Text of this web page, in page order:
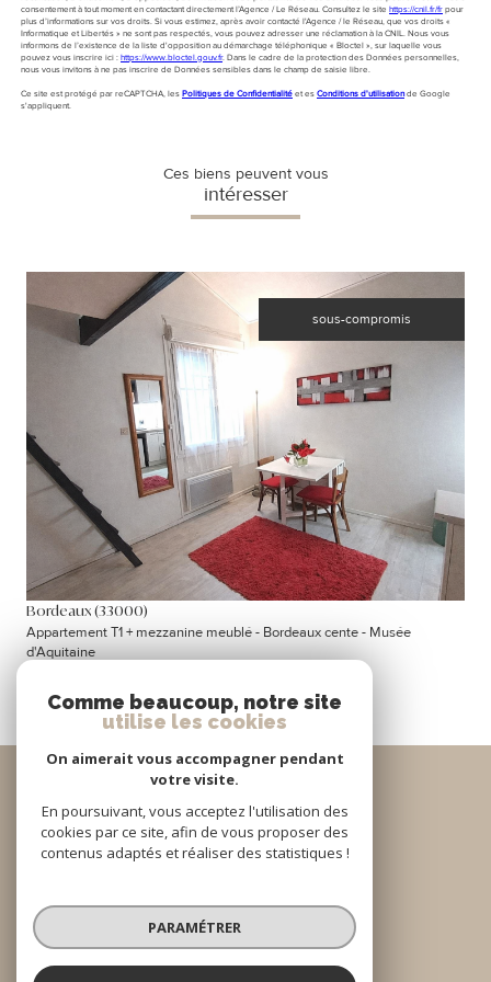
consentement à tout moment en contactant directement l’Agence / Le Réseau. Consultez le site https://cnil.fr/frpour
plus d’informations sur vos droits. Si vous estimez, après avoir contacté l'Agence / le Réseau, que vos droits «
Informatique et Libertés » ne sont pas respectés, vous pouvez adresser une réclamation à la CNIL. Nous vous
informons de l’existence de la liste d'opposition au démarchage téléphonique « Bloctel », sur laquelle vous
pouvez vous inscrire ici :https://www.bloctel.gouv.fr. Dans le cadre de la protection des Données personnelles,
nous vous invitons à ne pas inscrire de Données sensibles dans le champ de saisie libre.
Ce site est protégé par reCAPTCHA, lesPolitiques de Confidentialitéet esConditions d'utilisationde Google
s'appliquent.
Ces biens peuvent vous
intéresser
sous-compromis
VOIR LE BIEN
Bordeaux (33000)
Appartement T1 + mezzanine meublé - Bordeaux cente - Musée
d'Aquitaine
Se
connecter
ESPACE PROPRIÉTAIRE
Comme beaucoup, notre site
utilise les cookies
On aimerait vous accompagner pendant
votre visite.
En poursuivant, vous acceptez l'utilisation des
cookies par ce site, afin de vous proposer des
contenus adaptés et réaliser des statistiques !
PARAMÉTRER